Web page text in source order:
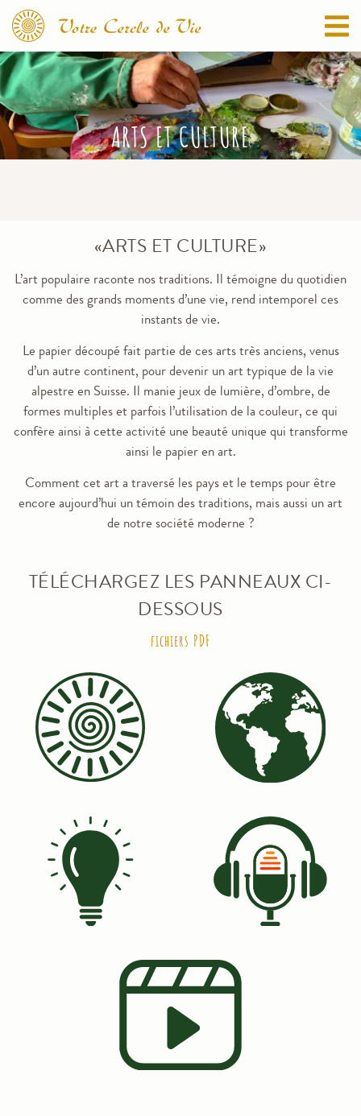
ARTS ET CULTURE
«ARTS ET CULTURE»
L’art populaire raconte nos traditions. Il témoigne du quotidien
comme des grands moments d’une vie, rend intemporel ces
instants de vie.
Le papier découpé fait partie de ces arts très anciens, venus
d’un autre continent, pour devenir un art typique de la vie
alpestre en Suisse. Il manie jeux de lumière, d’ombre, de
formes multiples et parfois l’utilisation de la couleur, ce qui
confère ainsi à cette activité une beauté unique qui transforme
ainsi le papier en art.
Comment cet art a traversé les pays et le temps pour être
encore aujourd’hui un témoin des traditions, mais aussi un art
de notre société moderne ?
TÉLÉCHARGEZ LES PANNEAUX CI-
DESSOUS
fichiers PDF